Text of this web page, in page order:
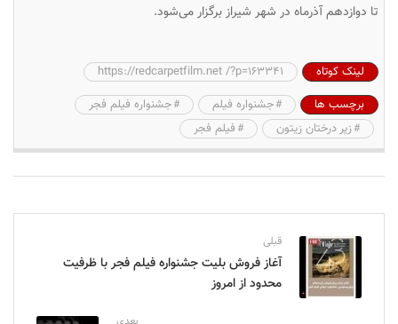
تا دوازدهم آذرماه در شهر شیراز برگزار می‌شود.
لینک کوتاه
https://redcarpetfilm.net /?p=163341
برچسب ها
جشنواره فیلم
جشنواره فیلم فجر
زیر درختان زیتون
فیلم فجر
قبلی
آغاز فروش بلیت جشنواره فیلم فجر با ظرفیت
محدود از امروز